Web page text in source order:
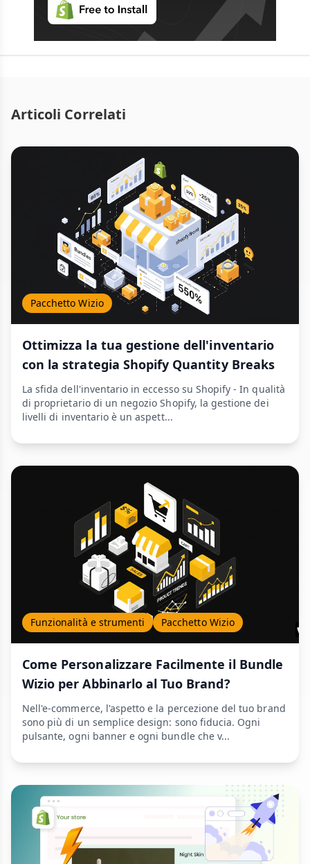
Articoli Correlati
Pacchetto Wizio
Ottimizza la tua gestione dell'inventario
con la strategia Shopify Quantity Breaks
La sfida dell'inventario in eccesso su Shopify - In qualità
di proprietario di un negozio Shopify, la gestione dei
livelli di inventario è un aspett...
Funzionalità e strumenti Pacchetto Wizio
Come Personalizzare Facilmente il Bundle
Wizio per Abbinarlo al Tuo Brand?
Nell'e-commerce, l'aspetto e la percezione del tuo brand
sono più di un semplice design: sono fiducia. Ogni
pulsante, ogni banner e ogni bundle che v...